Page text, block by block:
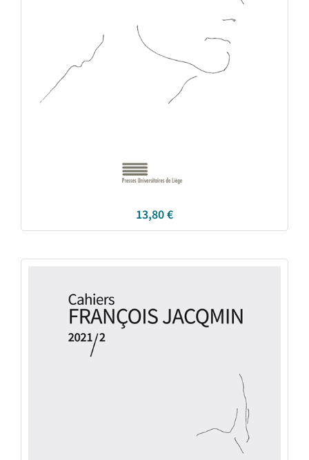
13,80€